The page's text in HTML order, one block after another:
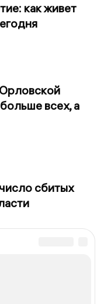
как живет
всех, а
сбитых